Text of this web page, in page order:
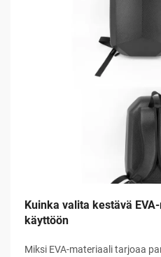
Kuinka valita kestävä
käyttöön
Miksi EVA-materiaali tarjoaa